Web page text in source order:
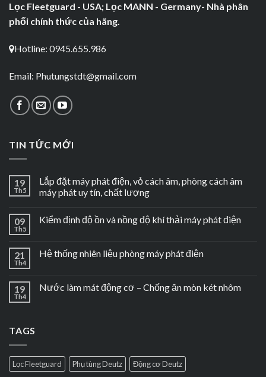
Lọc Fleetguard - USA; Lọc MANN - Germany- Nhà phân
phối chính thức của hãng.
Hotline: 0945.655.986
Email: Phutungstdt@gmail.com
TIN TỨC MỚI
19
Th5
Lắp đặt máy phát điện, vỏ cách âm, phòng cách âm
máy phát uy tín, chất lượng
09
Th5
Kiểm định độ ồn và nồng độ khí thải máy phát điện
21
Th4
Hệ thống nhiên liệu phòng máy phát điện
19
Th4
Nước làm mát động cơ – Chống ăn mòn két nhôm
TAGS
Lọc Fleetguard Phụ tùng Deutz Động cơ Deutz